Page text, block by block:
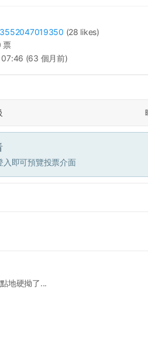
(28 likes)
票
(63 個月前)
入即可預覽投票介面
地硬拗了...